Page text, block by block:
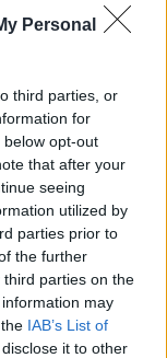
Personal
third parties, or
for
opt-out
that after your
seeing
utilized by
parties prior to
the further
parties on the
may
IAB’s List of
it to other
Άνδρο